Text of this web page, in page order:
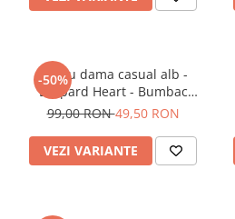
-50%
Tricou dama casual alb -
Leopard Heart - Bumbac
Organic
99,00 RON49,50 RON
VEZI VARIANTE